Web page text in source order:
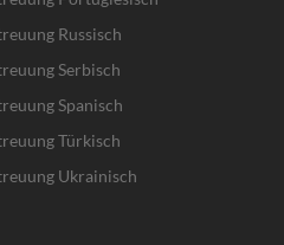
Russisch
Serbisch
Spanisch
Türkisch
Ukrainisch